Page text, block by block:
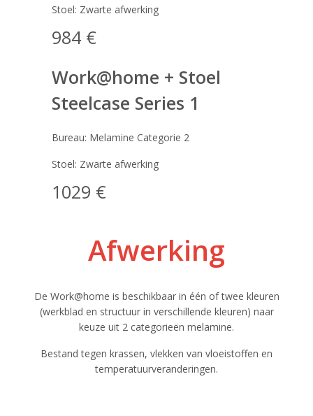
Stoel: Zwarte afwerking
984 €
Work@home + Stoel
Steelcase Series 1
Bureau: Melamine Categorie 2
Stoel: Zwarte afwerking
1029 €
Afwerking
De Work@home is beschikbaar in één of twee kleuren
(werkblad en structuur in verschillende kleuren) naar
keuze uit 2 categorieën melamine.
Bestand tegen krassen, vlekken van vloeistoffen en
temperatuurveranderingen.